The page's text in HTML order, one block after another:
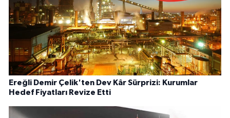
Ereğli Demir Çelik'ten Dev Kâr Sürprizi: Kurumlar
Hedef Fiyatları Revize Etti